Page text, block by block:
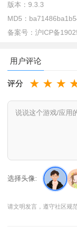
1、打开最美天气
最美天气app怎么
1、用户掌上的
2、内置多种皮
版本： 9.3.3
MD5：
备案号： 沪ICP备
用户评论
评分 ★ ★ ★
选择头像:
请文明发言，遵守社区规